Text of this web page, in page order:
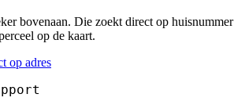
bovenaan. Die zoekt direct op huisnummer
op de kaart.
op adres